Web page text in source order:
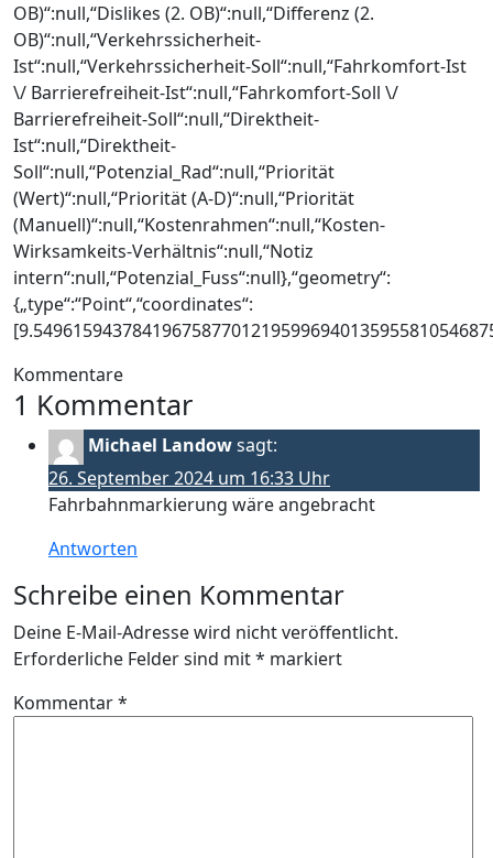
OB)“:null,“Dislikes (2. OB)“:null,“Differenz (2.
OB)“:null,“Verkehrssicherheit-
Ist“:null,“Verkehrssicherheit-Soll“:null,“Fahrkomfort-Ist
\/ Barrierefreiheit-Ist“:null,“Fahrkomfort-Soll \/
Barrierefreiheit-Soll“:null,“Direktheit-
Ist“:null,“Direktheit-
Soll“:null,“Potenzial_Rad“:null,“Priorität
(Wert)“:null,“Priorität (A-D)“:null,“Priorität
(Manuell)“:null,“Kostenrahmen“:null,“Kosten-
Wirksamkeits-Verhältnis“:null,“Notiz
intern“:null,“Potenzial_Fuss“:null},“geometry“:
{„type“:“Point“,“coordinates“:
Kommentare
1 Kommentar
Michael Landowsagt:
26. September 2024 um 16:33 Uhr
Fahrbahnmarkierung wäre angebracht
Antworten
Schreibe einen Kommentar
Deine E-Mail-Adresse wird nicht veröffentlicht.
Erforderliche Felder sind mit* markiert
Kommentar*